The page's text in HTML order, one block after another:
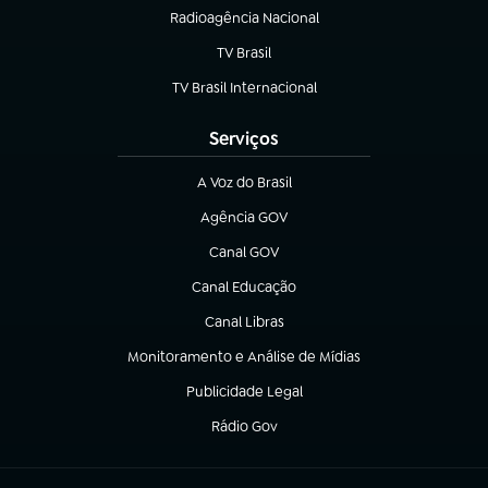
Radioagência Nacional
(abre em nova aba)
TV Brasil
(abre em nova aba)
TV Brasil Internacional
(abre em nova aba)
Serviços
A Voz do Brasil
(abre em nova aba)
Agência GOV
(abre em nova aba)
Canal GOV
(abre em nova aba)
Canal Educação
(abre em nova aba)
Canal Libras
(abre em nova aba)
Monitoramento e Análise de Mídias
(abre em nova aba)
Publicidade Legal
(abre em nova aba)
Rádio Gov
(abre em nova aba)